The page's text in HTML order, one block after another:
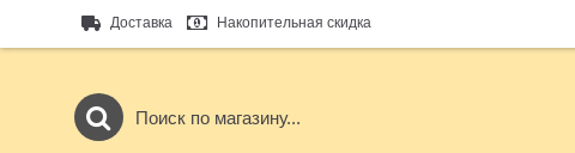
Доставка Накопительная скидка